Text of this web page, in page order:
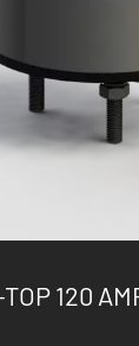
120